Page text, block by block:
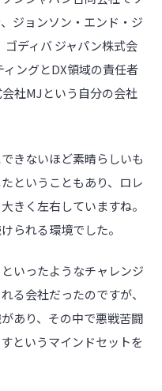
ジョンソン・エンド・ジ
ゴディバ ジャパン株式会
ングとDX領域の責任者
社MJという自分の会社
きないほど素晴らしいも
ということもあり、ロレ
きく左右していますね。
られる環境でした。
いったようなチャレンジ
る会社だったのですが、
あり、その中で悪戦苦闘
というマインドセットを